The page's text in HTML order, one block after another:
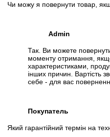
Чи можу я повернути товар,
Admin
Так. Ви можете
моменту отримання,
характеристиками,
інших причин. Вартість
себе - для вас
Покупатель
Який гарантійний термін на